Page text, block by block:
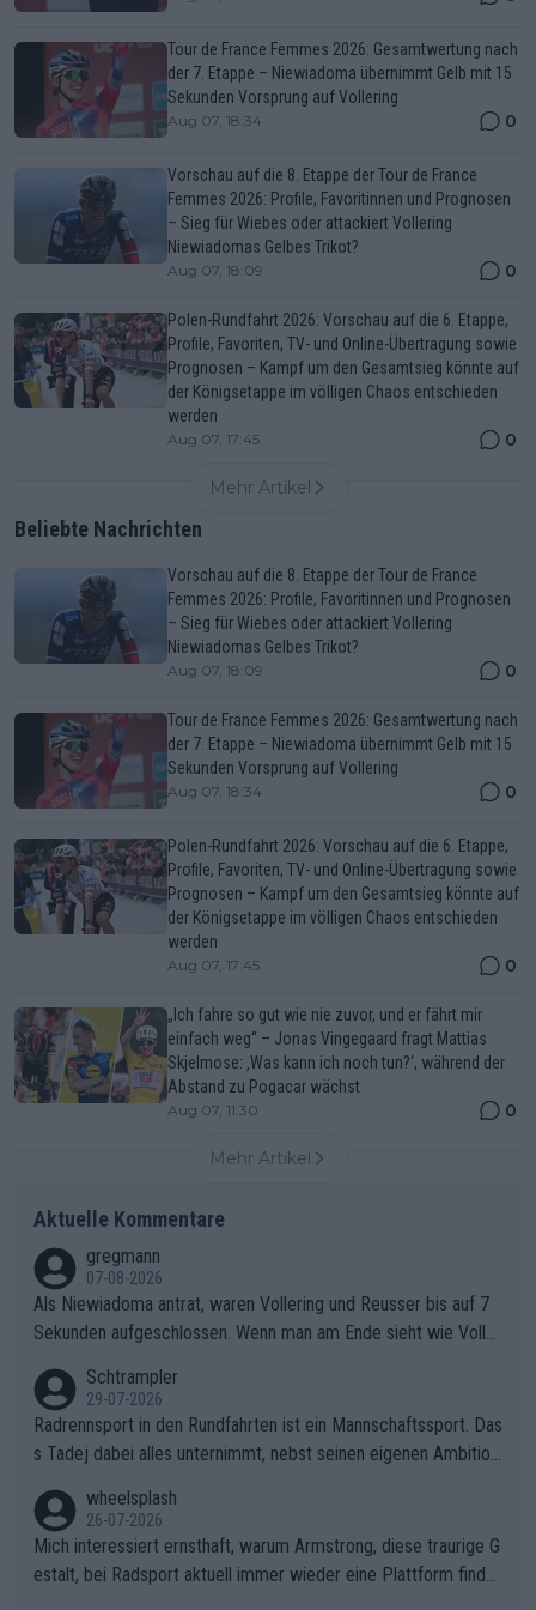
Tour de France Femmes 2026: Gesamtwertung nach
der 7. Etappe – Niewiadoma übernimmt Gelb mit 15
Sekunden Vorsprung auf Vollering
Aug 07, 18:34 0
Vorschau auf die 8. Etappe der Tour de France
Femmes 2026: Profile, Favoritinnen und Prognosen
– Sieg für Wiebes oder attackiert Vollering
Niewiadomas Gelbes Trikot?
Aug 07, 18:09 0
Polen-Rundfahrt 2026: Vorschau auf die 6. Etappe,
Profile, Favoriten, TV- und Online-Übertragung sowie
Prognosen – Kampf um den Gesamtsieg könnte auf
der Königsetappe im völligen Chaos entschieden
werden
Aug 07, 17:45 0
Mehr Artikel
Beliebte Nachrichten
Vorschau auf die 8. Etappe der Tour de France
Femmes 2026: Profile, Favoritinnen und Prognosen
– Sieg für Wiebes oder attackiert Vollering
Niewiadomas Gelbes Trikot?
Aug 07, 18:09 0
Tour de France Femmes 2026: Gesamtwertung nach
der 7. Etappe – Niewiadoma übernimmt Gelb mit 15
Sekunden Vorsprung auf Vollering
Aug 07, 18:34 0
Polen-Rundfahrt 2026: Vorschau auf die 6. Etappe,
Profile, Favoriten, TV- und Online-Übertragung sowie
Prognosen – Kampf um den Gesamtsieg könnte auf
der Königsetappe im völligen Chaos entschieden
werden
Aug 07, 17:45 0
„Ich fahre so gut wie nie zuvor, und er fährt mir
einfach weg“ – Jonas Vingegaard fragt Mattias
Skjelmose: ‚Was kann ich noch tun?‘, während der
Abstand zu Pogacar wächst
Aug 07, 11:30 0
Mehr Artikel
Aktuelle Kommentare
gregmann
07-08-2026
Als Niewiadoma antrat, waren Vollering und Reusser bis auf 7
Sekunden aufgeschlossen. Wenn man am Ende sieht wie Voller
ering die 7 Sekunden zu Niewiadoma nicht geschlossen hat un
d den Abstand hat anwachsen lassen. Ein schwerer taktischer
Fehler, der den Tour Sieg kosten wird.Diese Beobachtung trifft
Zögerlichkeit von Demi Vollering in diesem Moment war das e
ntscheidende Puzzleteil, das Katarzyna Niewiadoma die Tür z
um Gelben Trikot geöffnet hat.Das taktische Dilemma am Mon
t VentouxDie psychologische Falle: Vollering spekulierte in die
Schtrampler
29-07-2026
Radrennsport in den Rundfahrten ist ein Mannschaftssport. Das
s Tadej dabei alles unternimmt, nebst seinen eigenen Ambition
ganze Team auch mental stark zu machen und konkret am Erf
olg teilzuhaben, ist ihm ganz hoch anzurechnen. Das ist ein Zei
chen weit über den Radsport hinaus.
wheelsplash
26-07-2026
Mich interessiert ernsthaft, warum Armstrong, diese traurige G
estalt, bei Radsport aktuell immer wieder eine Plattform finde